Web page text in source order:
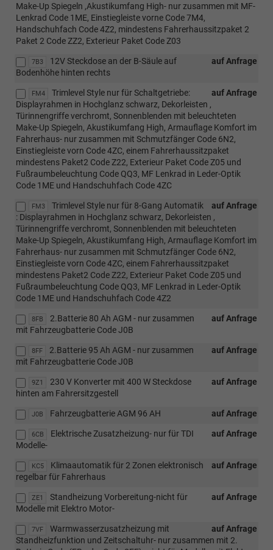
Make-Up Spiegeln ,Akustikumfang High- nur zusammen mit MF-
Lenkrad Code 1ME, Einstiegleiste vorne Code 7M4,
Handschuhfach Code 4Z2, mindestens Fahrerhaussitzpaket 2
Paket 2 Code ZZ2, Exterieur Paket Code Z03
7B3 auf Anfrage
12V Steckdose an der B-Säule auf
Bodenhöhe hinten rechts
FM4 auf Anfrage
Trimlevel Style nur für Schaltgetriebe:
Displayrahmen in Hochglanz schwarz, Dekorleisten ,
Türinnengriffe verchromt, Sonnenblenden mit beleuchteten
Make-Up Spiegeln, Akustikumfang High, Armauflage Komfort im
Fahrerhaus- nur zusammen mit Schmutzfänger Code 6N2,
Einstiegleiste vorn Code 4ZC, einem Fahrerhaussitzpaket
mindestens Paket2 Code Z22, Exterieur Paket Code Z05 und
Fußraumbeleuchtung Code QQ3, MF Lenkrad in Leder-Optik
Code 1ME und Handschuhfach Code 4ZC
FM3 auf Anfrage
Trimlevel Style nur für 8-Gang Automatik
: Displayrahmen in Hochglanz schwarz, Dekorleisten ,
Türinnengriffe verchromt, Sonnenblenden mit beleuchteten
Make-Up Spiegeln, Akustikumfang High, Armauflage Komfort im
Fahrerhaus- nur zusammen mit Schmutzfänger Code 6N2,
Einstiegleiste vorn Code 4ZC, einem Fahrerhaussitzpaket
mindestens Paket2 Code Z22, Exterieur Paket Code Z05 und
Fußraumbeleuchtung Code QQ3, MF Lenkrad in Leder-Optik
Code 1ME und Handschuhfach Code 4Z2
8FB auf Anfrage
2.Batterie 80 Ah AGM - nur zusammen
mit Fahrzeugbatterie Code J0B
8FF auf Anfrage
2.Batterie 95 Ah AGM - nur zusammen
mit Fahrzeugbatterie Code J0B
9Z1 auf Anfrage
230 V Konverter mit 400 W Steckdose
hinten am Fahrersitzgestell
J0B auf Anfrage
Fahrzeugbatterie AGM 96 AH
6CB auf Anfrage
Elektrische Zusatzheizung- nur für TDI
Modelle-
KC5 auf Anfrage
Klimaautomatik für 2 Zonen elektronisch
regelbar für Fahrerhaus
ZE1 auf Anfrage
Standheizung Vorbereitung-nicht für
Modelle mit Elektro Motor-
7VF auf Anfrage
Warmwasserzusatzheizung mit
Standheizfunktion und Zeitschaltuhr- nur zusammen mit 2.